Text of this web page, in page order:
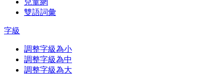
雙語詞彙
字級
調整字級為小
調整字級為中
調整字級為大